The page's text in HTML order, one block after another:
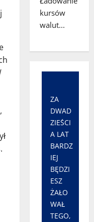
kursów
walut...
ZA
DWAD
ZIEŚCI
A LAT
BARDZ
IEJ
BĘDZI
ESZ
ŻAŁO
WAŁ
TEGO,